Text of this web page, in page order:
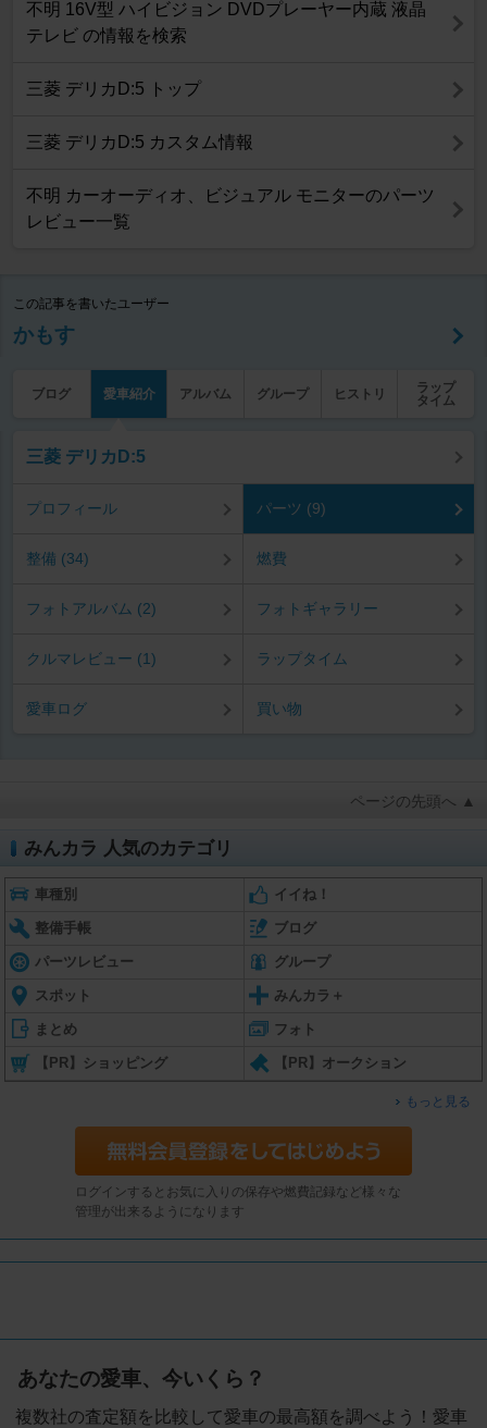
不明 16V型 ハイビジョン DVDプレーヤー内蔵 液晶
テレビ の情報を検索
三菱 デリカD:5 トップ
三菱 デリカD:5 カスタム情報
不明 カーオーディオ、ビジュアル モニターのパーツ
レビュー一覧
この記事を書いたユーザー
かもす
ブログ 愛車紹介 アルバム グループ ヒストリ
ラップ
タイム
三菱 デリカD:5
プロフィール パーツ (9)
整備 (34) 燃費
フォトアルバム (2) フォトギャラリー
クルマレビュー (1) ラップタイム
愛車ログ 買い物
ページの先頭へ ▲
みんカラ 人気のカテゴリ
車種別 イイね！
整備手帳 ブログ
パーツレビュー グループ
スポット みんカラ＋
まとめ フォト
【PR】ショッピング 【PR】オークション
もっと見る
ログインするとお気に入りの保存や燃費記録など様々な
管理が出来るようになります
あなたの愛車、今いくら？
複数社の査定額を比較して愛車の最高額を調べよう！愛車